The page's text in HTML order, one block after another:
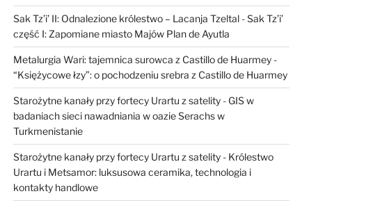
Sak Tz’i’ II: Odnalezione królestwo – Lacanja Tzeltal-Sak Tz’i’
część I: Zapomiane miasto Majów Plan de Ayutla
Metalurgia Wari: tajemnica surowca z Castillo de Huarmey-
“Księżycowe łzy”: o pochodzeniu srebra z Castillo de Huarmey
Starożytne kanały przy fortecy Urartu z satelity- GIS w
badaniach sieci nawadniania w oazie Serachs w
Turkmenistanie
Starożytne kanały przy fortecy Urartu z satelity- Królestwo
Urartu i Metsamor: luksusowa ceramika, technologia i
kontakty handlowe